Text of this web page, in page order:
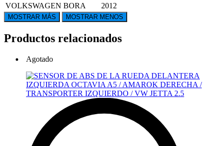
VOLKSWAGEN BORA 2012
Productos relacionados
Agotado